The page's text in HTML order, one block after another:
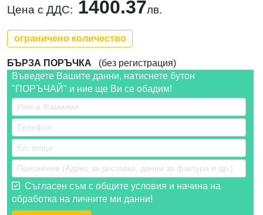
Цена с ДДС: 1400.37лв.
ограничено количество
БЪРЗА ПОРЪЧКА (без регистрация)
Въведете Вашите данни, натиснете бутон
"ПОРЪЧАЙ" и ние ще Ви се обадим!
Съгласен съм с общите условия и начина на
обработка на личните ми данни!